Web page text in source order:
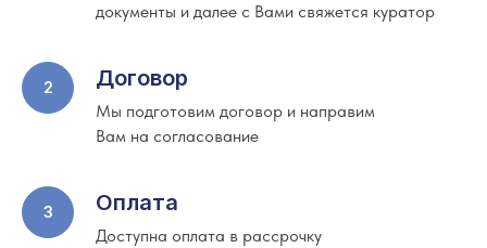
документы и далее с Вами свяжется куратор
Договор
Мы подготовим договор и направим
Вам на согласование
Оплата
Доступна оплата в рассрочку